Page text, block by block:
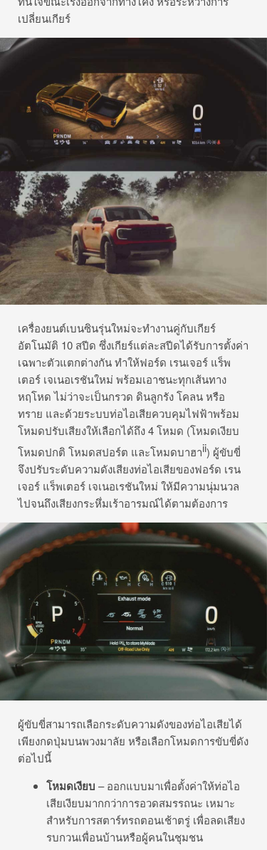
เปลี่ยนเกียร์
เครื่องยนต์เบนซินรุ่นใหม่จะทำงานคู่กับเกียร์
อัตโนมัติ 10 สปีด ซึ่งเกียร์แต่ละสปีดได้รับการตั้งค่า
เฉพาะตัวแตกต่างกัน ทำให้ฟอร์ด เรนเจอร์ แร็พ
เตอร์ เจเนอเรชันใหม่ พร้อมเอาชนะทุกเส้นทาง
หฤโหด ไม่ว่าจะเป็นกรวด ดินลูกรัง โคลน หรือ
ทราย และด้วยระบบท่อไอเสียควบคุมไฟฟ้าพร้อม
โหมดปรับเสียงให้เลือกได้ถึง 4 โหมด (โหมดเงียบ
โหมดปกติ โหมดสปอร์ต และโหมดบาฮาii) ผู้ขับขี่
จึงปรับระดับความดังเสียงท่อไอเสียของฟอร์ด เรน
เจอร์ แร็พเตอร์ เจเนอเรชันใหม่ ให้มีความนุ่มนวล
ไปจนถึงเสียงกระหึ่มเร้าอารมณ์ได้ตามต้องการ
ผู้ขับขี่สามารถเลือกระดับความดังของท่อไอเสียได้
เพียงกดปุ่มบนพวงมาลัย หรือเลือกโหมดการขับขี่ดัง
ต่อไปนี้
โหมดเงียบ – ออกแบบมาเพื่อตั้งค่าให้ท่อไอ
เสียเงียบมากกว่าการอวดสมรรถนะ เหมาะ
สำหรับการสตาร์ทรถตอนเช้าตรู่ เพื่อลดเสียง
รบกวนเพื่อนบ้านหรือผู้คนในชุมชน